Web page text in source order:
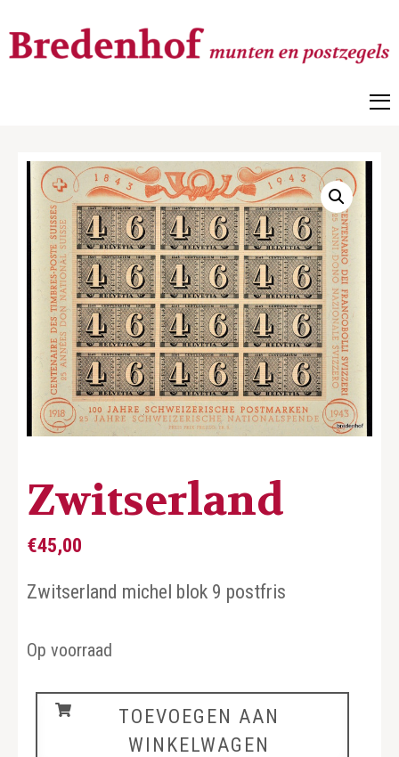
Zwitserland
€45,00
Zwitserland michel blok 9 postfris
Op voorraad
Zwitserland
TOEVOEGEN AAN
WINKELWAGEN